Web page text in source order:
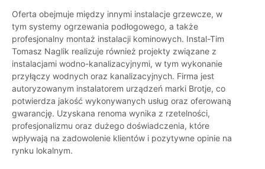
Oferta obejmuje między innymi instalacje grzewcze, w
tym systemy ogrzewania podłogowego, a także
profesjonalny montaż instalacji kominowych. Instal-Tim
Tomasz Naglik realizuje również projekty związane z
instalacjami wodno-kanalizacyjnymi, w tym wykonanie
przyłączy wodnych oraz kanalizacyjnych. Firma jest
autoryzowanym instalatorem urządzeń marki Brotje, co
potwierdza jakość wykonywanych usług oraz oferowaną
gwarancję. Uzyskana renoma wynika z rzetelności,
profesjonalizmu oraz dużego doświadczenia, które
wpływają na zadowolenie klientów i pozytywne opinie na
rynku lokalnym.